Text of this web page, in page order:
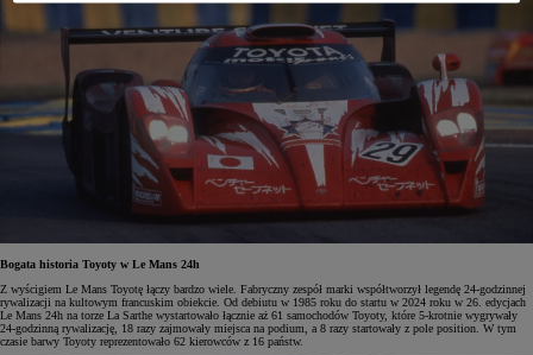
Bogata historia Toyoty w Le Mans 24h
Z wyścigiem Le Mans Toyotę łączy bardzo wiele. Fabryczny zespół marki współtworzył legendę 24-godzinnej
rywalizacji na kultowym francuskim obiekcie. Od debiutu w 1985 roku do startu w 2024 roku w 26. edycjach
Le Mans 24h na torze La Sarthe wystartowało łącznie aż 61 samochodów Toyoty, które 5-krotnie wygrywały
24-godzinną rywalizację, 18 razy zajmowały miejsca na podium, a 8 razy startowały z pole position. W tym
czasie barwy Toyoty reprezentowało 62 kierowców z 16 państw.